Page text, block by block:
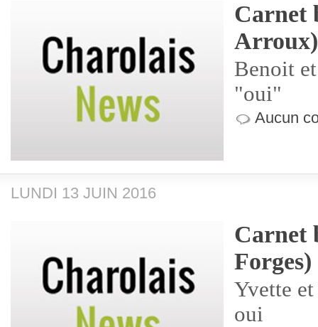
Carnet
Arroux)
Benoit
"oui"
Aucun
LUNDI 13 JUIN 2016
Carnet
Forges)
Yvette
oui